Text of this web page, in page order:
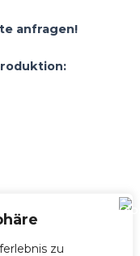
zu
anfragen!